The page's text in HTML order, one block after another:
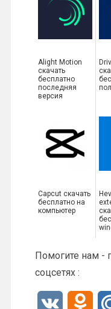
Alight Motion
скачать
бесплатно
последняя
версия
Capcut скачать
бесплатно на
компьютер
Помогите нам -
соцсетях :